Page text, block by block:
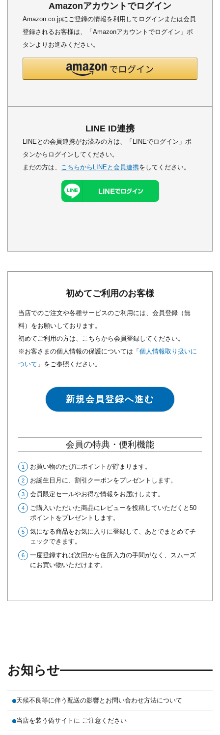
Amazonアカウントでログイン
Amazon.co.jpにご登録の情報を利用してログインまたは会員
登録されるお客様は、「Amazonアカウントでログイン」ボ
タンよりお進みください。
LINE ID連携
LINEとの会員連携がお済みの方は、「LINEでログイン」ボ
タンからログインしてください。
まだの方は、 こちらからLINEと会員連携をしてください。
初めてご利用のお客様
当店でのご注文や各種サービスのご利用には、会員登録（無
料）をお願いしております。
初めてご利用の方は、こちらから会員登録してください。
※お客さまの個人情報の保護については「 個人情報取り扱いに
ついて 」をご参照ください。
新規会員登録へ進む
会員の特典・便利機能
お買い物のたびにポイントが貯まります。
お誕生日月に、割引クーポンをプレゼントします。
会員限定セールやお得な情報をお届けします。
ご購入いただいた商品にレビューを投稿していただくと50
ポイントをプレゼントします。
気になる商品をお気に入りに登録して、あとでまとめてチ
ェックできます。
一度登録すれば次回から住所入力の手間がなく、スムーズ
にお買い物いただけます。
お知らせ
天候不良等に伴う配送の影響とお問い合わせ方法について
当店を装う偽サイトに ご注意ください